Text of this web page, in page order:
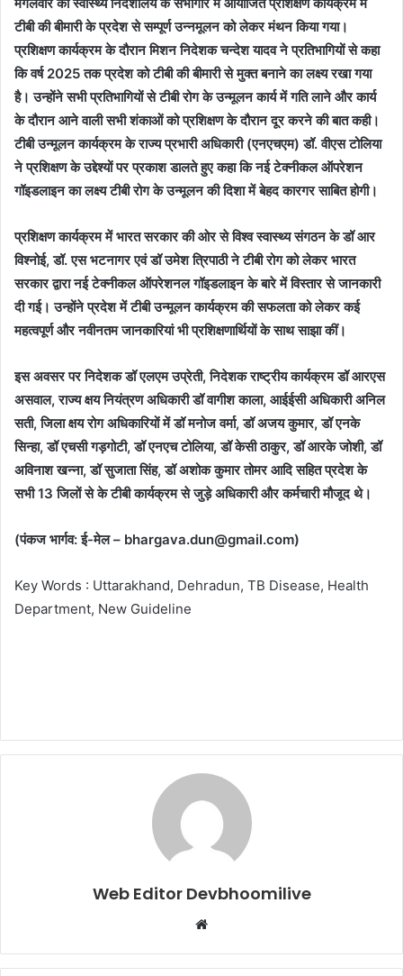
टीबी की बीमारी के प्रदेश से सम्पूर्ण उन्नमूलन को लेकर मंथन किया गया।
प्रशिक्षण कार्यक्रम के दौरान मिशन निदेशक चन्देश यादव ने प्रतिभागियों से कहा
कि वर्ष 2025 तक प्रदेश को टीबी की बीमारी से मुक्त बनाने का लक्ष्य रखा गया
है। उन्होंने सभी प्रतिभागियों से टीबी रोग के उन्मूलन कार्य में गति लाने और कार्य
के दौरान आने वाली सभी शंकाओं को प्रशिक्षण के दौरान दूर करने की बात कही।
टीबी उन्मूलन कार्यक्रम के राज्य प्रभारी अधिकारी (एनएचएम) डॉ. वीएस टोलिया
ने प्रशिक्षण के उद्देश्यों पर प्रकाश डालते हुए कहा कि नई टेक्नीकल ऑपरेशन
गॉइडलाइन का लक्ष्य टीबी रोग के उन्मूलन की दिशा में बेहद कारगर साबित होगी।
प्रशिक्षण कार्यक्रम में भारत सरकार की ओर से विश्व स्वास्थ्य संगठन के डॉ आर
विश्नोई, डॉ. एस भटनागर एवं डॉ उमेश त्रिपाठी ने टीबी रोग को लेकर भारत
सरकार द्वारा नई टेक्नीकल ऑपरेशनल गॉइडलाइन के बारे में विस्तार से जानकारी
दी गई। उन्होंने प्रदेश में टीबी उन्मूलन कार्यक्रम की सफलता को लेकर कई
महत्वपूर्ण और नवीनतम जानकारियां भी प्रशिक्षणार्थियों के साथ साझा कीं।
इस अवसर पर निदेशक डॉ एलएम उप्रेती, निदेशक राष्ट्रीय कार्यक्रम डॉ आरएस
असवाल, राज्य क्षय नियंत्रण अधिकारी डॉ वागीश काला, आईईसी अधिकारी अनिल
सती, जिला क्षय रोग अधिकारियों में डॉ मनोज वर्मा, डॉ अजय कुमार, डॉ एनके
सिन्हा, डॉ एचसी गड़गोटी, डॉ एनएच टोलिया, डॉ केसी ठाकुर, डॉ आरके जोशी, डॉ
अविनाश खन्ना, डॉ सुजाता सिंह, डॉ अशोक कुमार तोमर आदि सहित प्रदेश के
सभी 13 जिलों से के टीबी कार्यक्रम से जुड़े अधिकारी और कर्मचारी मौजूद थे।
(पंकज भार्गव: ई-मेल – bhargava.dun@gmail.com)
Key Words : Uttarakhand, Dehradun, TB Disease, Health
Department, New Guideline
Web Editor Devbhoomilive
Website